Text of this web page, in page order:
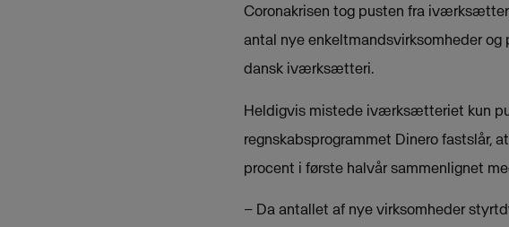
Coronakrisen tog pusten fra
antal nye enkeltmandsvirksomheder
dansk iværksætteri.
Heldigvis mistede iværksætteriet kun
regnskabsprogrammet Dinero fastslår,
procent i første halvår sammenlignet
– Da antallet af nye virksomheder